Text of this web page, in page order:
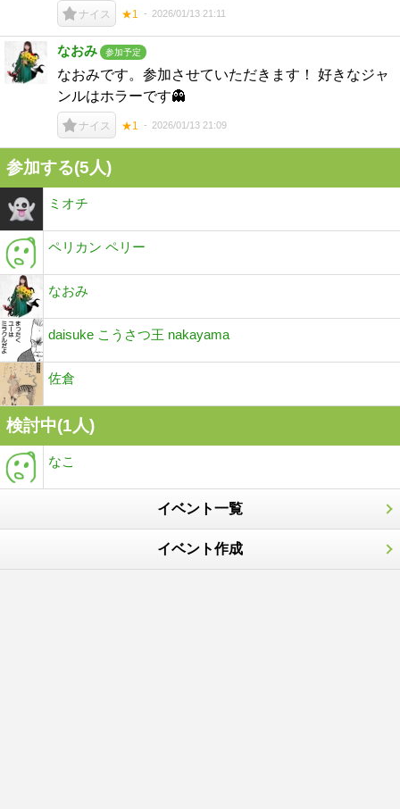
ナイス ★1 2026/01/13 21:11
なおみ 参加予定
なおみです。参加させていただきます！ 好きなジャ
ンルはホラーです👻
ナイス ★1 2026/01/13 21:09
参加する(5人)
ミオチ
ペリカン ペリー
なおみ
daisuke こうさつ王 nakayama
佐倉
検討中(1人)
なこ
イベント一覧
イベント作成